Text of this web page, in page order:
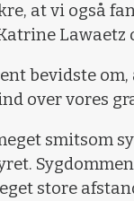
at vi også
Lawaetz
bevidste
over vores
smitsom
store